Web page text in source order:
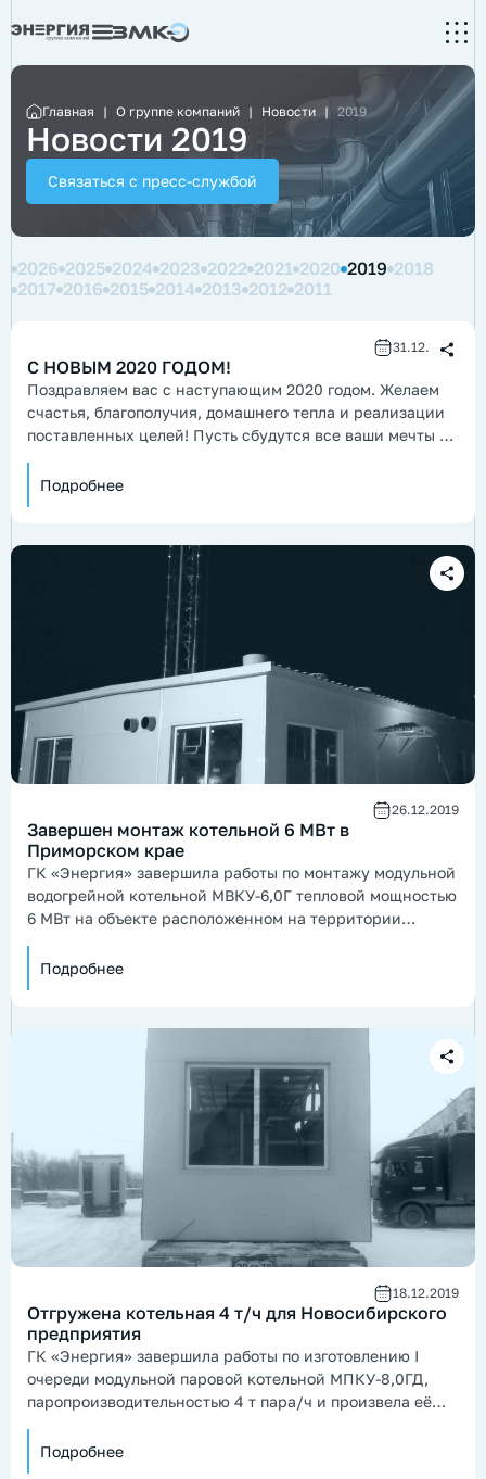
Главная | О группе компаний | Новости | 2019
Новости 2019
Связаться с пресс-службой
2026 2025 2024 2023 2022 2021 2020 2019 2018
2017 2016 2015 2014 2013 2012 2011
31.12.2019
С НОВЫМ 2020 ГОДОМ!
Поздравляем вас с наступающим 2020 годом. Желаем
счастья, благополучия, домашнего тепла и реализации
поставленных целей! Пусть сбудутся все ваши мечты и
Подробнее
26.12.2019
Завершен монтаж котельной 6 МВт в
Приморском крае
ГК «Энергия» завершила работы по монтажу модульной
водогрейной котельной МВКУ-6,0Г тепловой мощностью
6 МВт на объекте расположенном на территории
Подробнее
18.12.2019
Отгружена котельная 4 т/ч для Новосибирского
предприятия
ГК «Энергия» завершила работы по изготовлению I
очереди модульной паровой котельной МПКУ-8,0ГД,
паропроизводительностью 4 т пара/ч и произвела её
Подробнее